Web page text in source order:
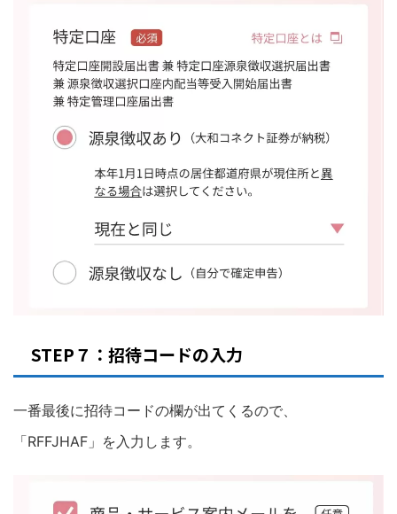
STEP７：招待コードの入力
一番最後に招待コードの欄が出てくるので、
「RFFJHAF」を入力します。